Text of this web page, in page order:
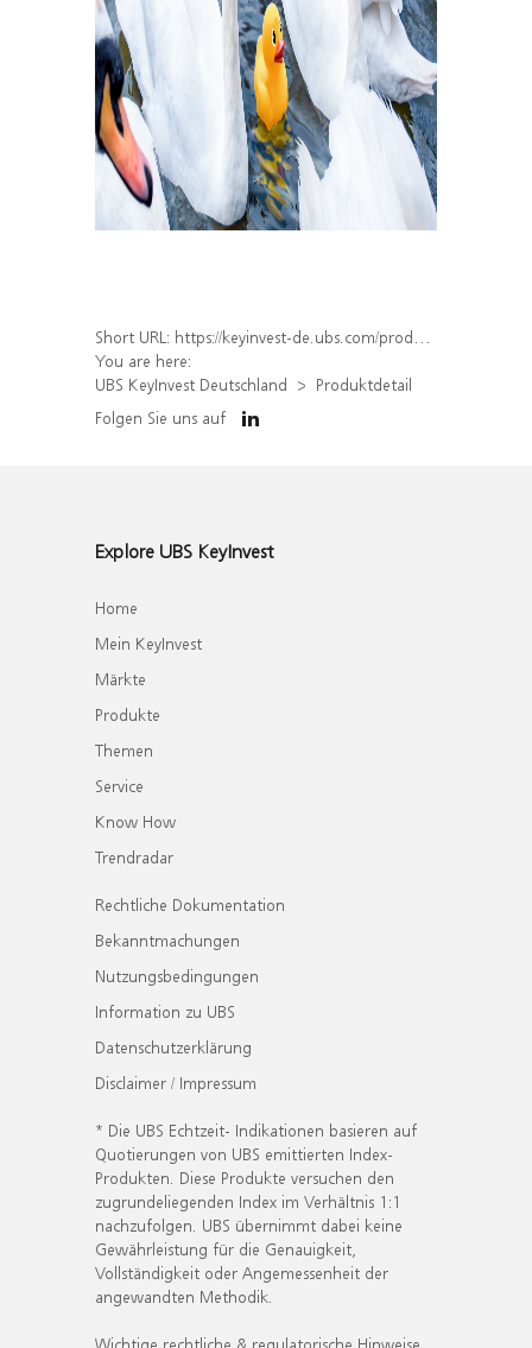
Short URL: https://keyinvest-de.ubs.com/produkt/detail/index/isin/DE000WA8S156
You are here:
UBS KeyInvest Deutschland
Produktdetail
Folgen Sie uns auf
Explore UBS KeyInvest
Home
Mein KeyInvest
Märkte
Produkte
Themen
Service
Know How
Trendradar
Rechtliche Dokumentation
Bekanntmachungen
Nutzungsbedingungen
Information zu UBS
Datenschutzerklärung
Disclaimer / Impressum
* Die UBS Echtzeit- Indikationen basieren auf
Quotierungen von UBS emittierten Index-
Produkten. Diese Produkte versuchen den
zugrundeliegenden Index im Verhältnis 1:1
nachzufolgen. UBS übernimmt dabei keine
Gewährleistung für die Genauigkeit,
Vollständigkeit oder Angemessenheit der
angewandten Methodik.